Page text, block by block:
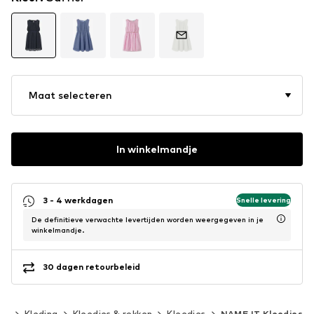
Maat selecteren
In winkelmandje
3 - 4 werkdagen Snelle levering
De definitieve verwachte levertijden worden weergegeven in je
winkelmandje.
30 dagen retourbeleid